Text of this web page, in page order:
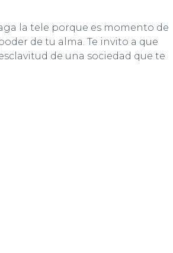
la tele porque es momento de
de tu alma. Te invito a que
de una sociedad que te